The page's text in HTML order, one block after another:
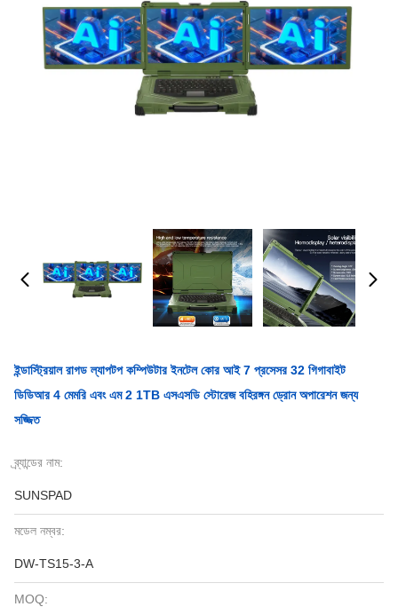
ইন্ডাস্ট্রিয়াল রাগড ল্যাপটপ কম্পিউটার ইনটেল কোর আই 7 প্রসেসর 32 গিগাবাইট
ডিডিআর 4 মেমরি এবং এম 2 1TB এসএসডি স্টোরেজ বহিরঙ্গন ড্রোন অপারেশন জন্য
সজ্জিত
ব্র্যান্ডের নাম:
SUNSPAD
মডেল নম্বর:
DW-TS15-3-A
MOQ: